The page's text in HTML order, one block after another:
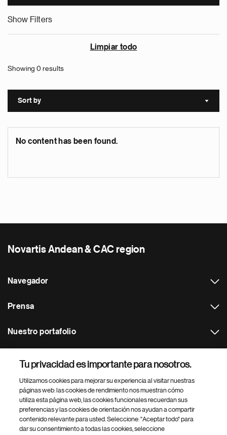
Show Filters
Limpiar todo
Showing 0 results
Sort by Sort
No content has been found.
Novartis Andean & CAC region
Navegador
Prensa
Nuestro portafolio
Footer Site Search
Tu privacidad es importante para nosotros.
Utilizamos cookies para mejorar su experiencia al visitar nuestras
páginas web: las cookies de rendimiento nos muestran cómo
utiliza esta página web, las cookies funcionales recuerdan sus
preferencias y las cookies de orientación nos ayudan a compartir
contenido relevante para usted. Seleccione: "Aceptar todo" para
dar su consentimiento a todas las cookies, seleccione